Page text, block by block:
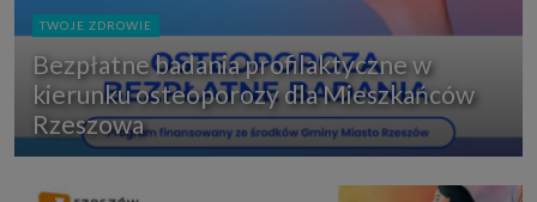
TWOJE ZDROWIE
Bezpłatne badania profilaktyczne w
kierunku osteoporozy dla Mieszkańców
Rzeszowa